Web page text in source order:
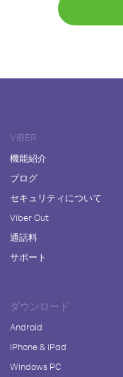
VIBER
機能紹介
ブログ
セキュリティについて
Viber Out
通話料
サポート
ダウンロード
Android
iPhone & iPad
Windows PC